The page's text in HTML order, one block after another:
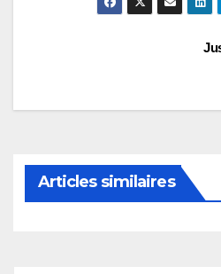
Articles similaires